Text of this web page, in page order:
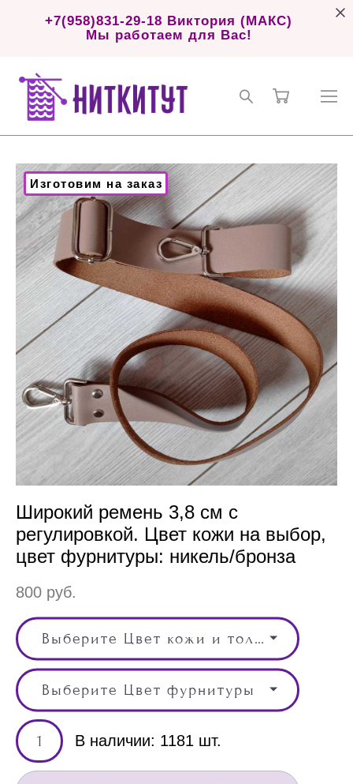
+7(958)831-29-18 Виктория (МАКС)
Мы работаем для Вас!
Изготовим на заказ
Широкий ремень 3,8 см с
регулировкой. Цвет кожи на выбор,
цвет фурнитуры: никель/бронза
800 pуб.
Выберите Цвет кожи и толщина кожи, Цвет
Выберите Цвет фурнитуры
В наличии: 1181 шт.